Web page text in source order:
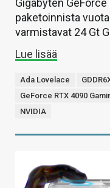
paketoinnista
varmistavat 24 Gt
Lue lisää
Ada Lovelace
GeForce RTX 4090
NVIDIA